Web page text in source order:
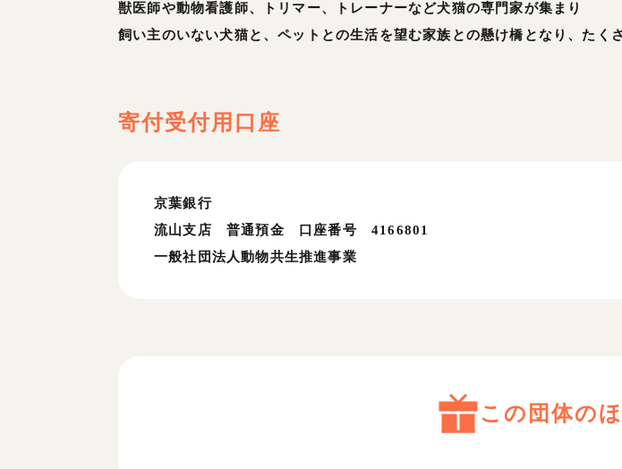
獣医師や動物看護師、トリマー、トレーナーなど犬猫の専門家が集まり
飼い主のいない犬猫と、ペットとの生活を望む家族との懸け橋となり、たく
寄付受付用口座
京葉銀行
流山支店 普通預金 口座番号 4166801
一般社団法人動物共生推進事業
この団体の